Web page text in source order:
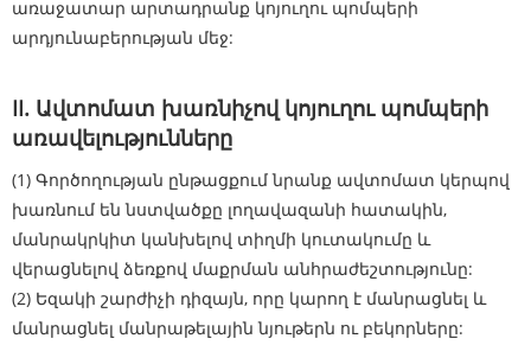
առաջատար արտադրանք կոյուղու պոմպերի
արդյունաբերության մեջ:
II. Ավտոմատ խառնիչով կոյուղու պոմպերի
առավելությունները
(1) Գործողության ընթացքում նրանք ավտոմատ կերպով
խառնում են նստվածքը լողավազանի հատակին,
մանրակրկիտ կանխելով տիղմի կուտակումը և
վերացնելով ձեռքով մաքրման անհրաժեշտությունը:
(2) Եզակի շարժիչի դիզայն, որը կարող է մանրացնել և
մանրացնել մանրաթելային նյութերն ու բեկորները: